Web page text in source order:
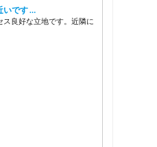
いです …
良好な立地です。近隣に